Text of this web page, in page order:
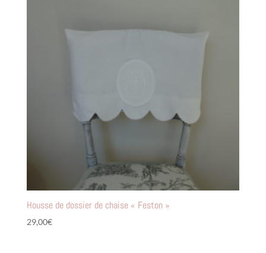
Housse de dossier de chaise « Feston »
29,00€